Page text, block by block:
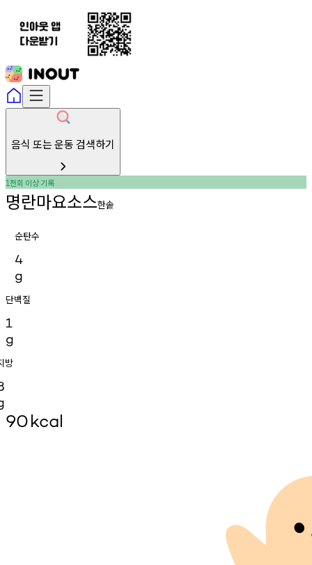
음식 또는 운동 검색하기
1천회 이상기록
명란마요소스한솥
순탄수
4
g
단백질
1
g
방
90kcal